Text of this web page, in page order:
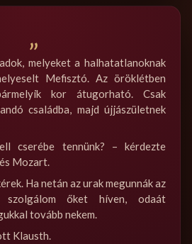
„
melyeket a halhatatlanoknak
Mefisztó. Az öröklétben
kor átugorható. Csak
családba, majd újjászületnek
cserébe tennünk? – kérdezte
Mozart.
Ha netán az urak megunnák az
őket híven, odaát
tovább nekem.
Klausth.